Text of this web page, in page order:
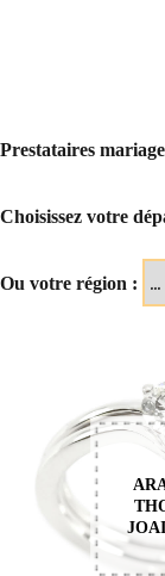
Prestataires
Choisissez votre
Ou votre région :